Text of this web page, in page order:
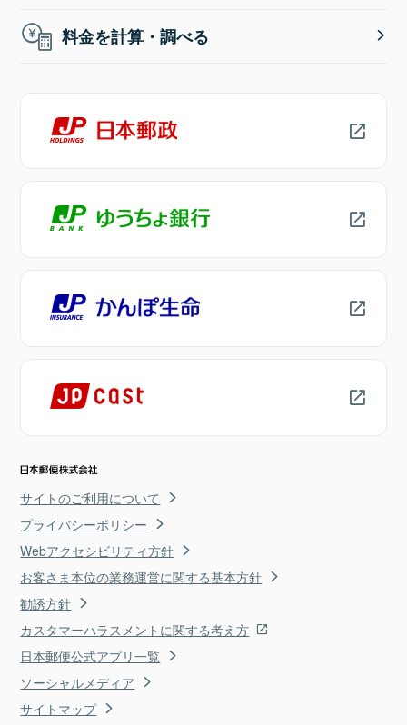
料金を計算・調べる
サイトのご利用について
プライバシーポリシー
Webアクセシビリティ方針
お客さま本位の業務運営に関する基本方針
勧誘方針
カスタマーハラスメントに関する考え方
日本郵便公式アプリ一覧
ソーシャルメディア
サイトマップ